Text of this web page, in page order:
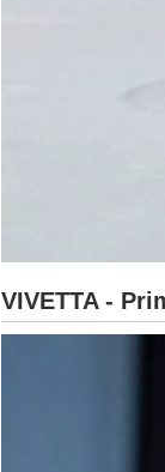
VIVETTA -